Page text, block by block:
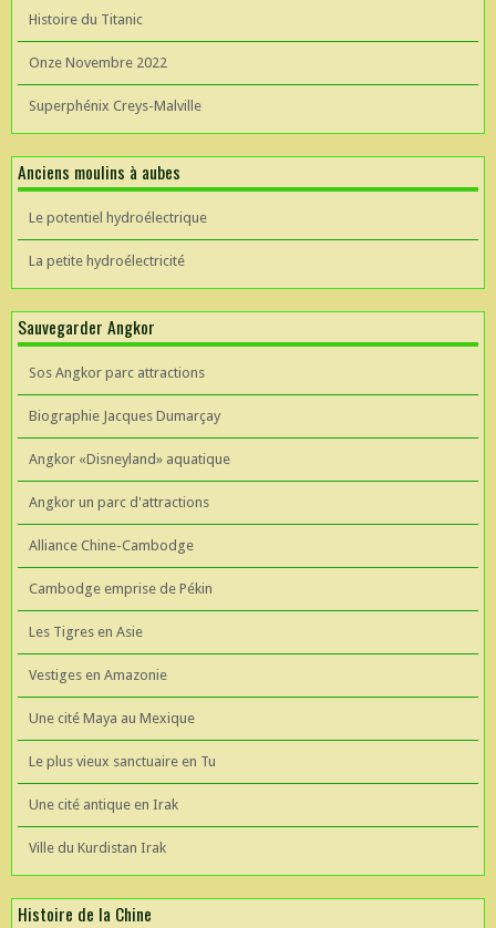
Histoire du Titanic
Onze Novembre 2022
Superphénix Creys-Malville
Anciens moulins à aubes
Le potentiel hydroélectrique
La petite hydroélectricité
Sauvegarder Angkor
Sos Angkor parc attractions
Biographie Jacques Dumarçay
Angkor «Disneyland» aquatique
Angkor un parc d'attractions
Alliance Chine-Cambodge
Cambodge emprise de Pékin
Les Tigres en Asie
Vestiges en Amazonie
Une cité Maya au Mexique
Le plus vieux sanctuaire en Tu
Une cité antique en Irak
Ville du Kurdistan Irak
Histoire de la Chine